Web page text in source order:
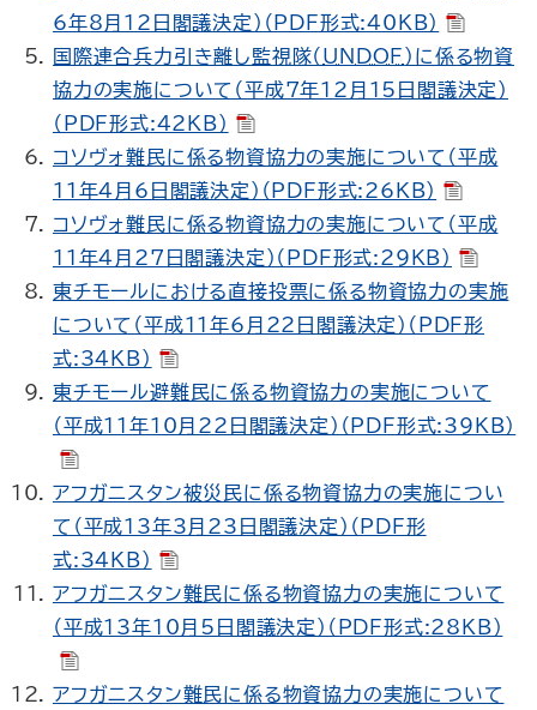
6年8月12日閣議決定）（PDF形式:40KB）
国際連合兵力引き離し監視隊（ UNDOF ）に係る物資
協力の実施について（平成7年12月15日閣議決定）
（PDF形式:42KB）
コソヴォ難民に係る物資協力の実施について（平成
11年4月6日閣議決定）（PDF形式:26KB）
コソヴォ難民に係る物資協力の実施について（平成
11年4月27日閣議決定）（PDF形式:29KB）
東チモールにおける直接投票に係る物資協力の実施
について（平成11年6月22日閣議決定）（PDF形
式:34KB）
東チモール避難民に係る物資協力の実施について
（平成11年10月22日閣議決定）（PDF形式:39KB）
アフガニスタン被災民に係る物資協力の実施につい
て（平成13年3月23日閣議決定）（PDF形
式:34KB）
アフガニスタン難民に係る物資協力の実施について
（平成13年10月5日閣議決定）（PDF形式:28KB）
アフガニスタン難民に係る物資協力の実施について